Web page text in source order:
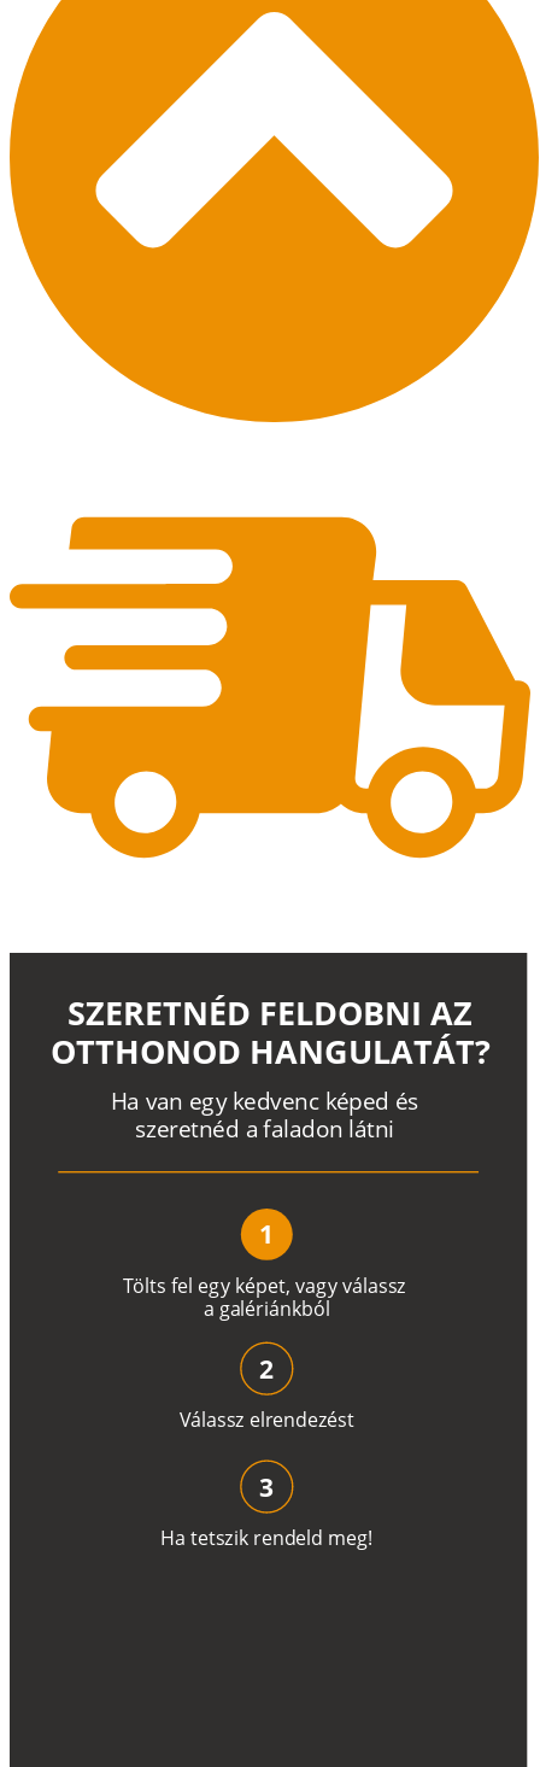
Tölts fel egy képet, vagyválassz
a galériánkból
Ha van egy kedvenc képed és
szeretnéd a faladon látni
SZERETNÉD FELDOBNI AZ
OTTHONOD HANGULATÁT?
1
Válassz elrendezést
2
Ha tetszik rendeld meg!
3